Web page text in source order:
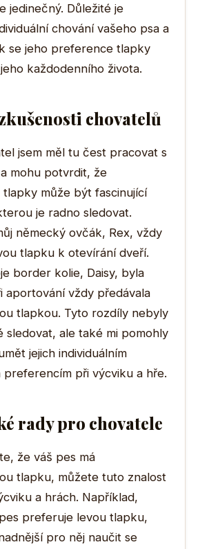
jedinečný. Důležité je
chování vašeho psa a
se jeho preference tlapky
každodenního života.
chovatelů
jsem měl tu čest pracovat s
mohu potvrdit, že
může být fascinující
je radno sledovat.
německý ovčák, Rex, vždy
tlapku k otevírání dveří.
border kolie, Daisy, byla
aportování vždy předávala
tlapkou. Tyto rozdíly nebyly
sledovat, ale také mi pomohly
jejich individuálním
preferencím při výcviku a hře.
rady pro chovatele
že váš pes má
tlapku, můžete tuto znalost
a hrách. Například,
preferuje levou tlapku,
pro něj naučit se